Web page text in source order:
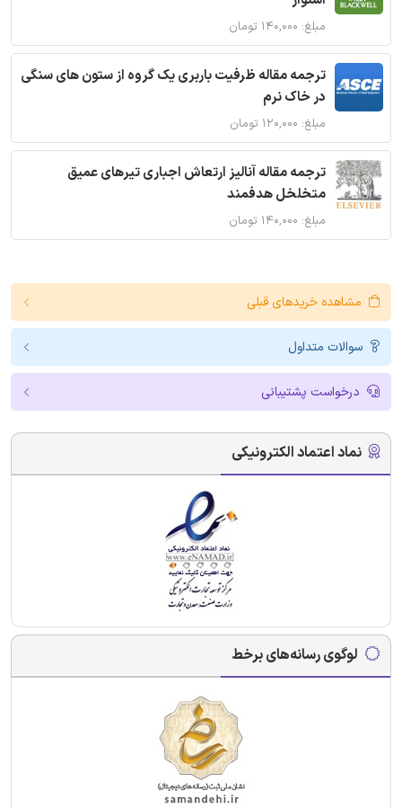
مبلغ: ۱۴۰,۰۰۰ تومان
ترجمه مقاله ظرفیت باربری یک گروه از ستون های سنگی
در خاک نرم
مبلغ: ۱۲۰,۰۰۰ تومان
ترجمه مقاله آنالیز ارتعاش اجباری تیرهای عمیق
متخلخل هدفمند
مبلغ: ۱۴۰,۰۰۰ تومان
مشاهده خریدهای قبلی
سوالات متداول
درخواست پشتیبانی
نماد اعتماد الکترونیکی
لوگوی رسانه‌های برخط